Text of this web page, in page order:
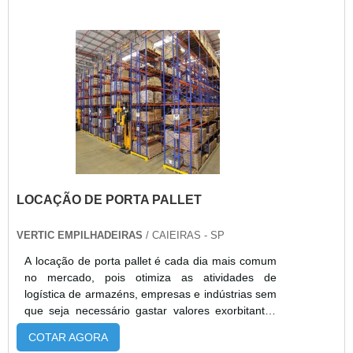
segurança nas operações.
LOCAÇÃO DE PORTA PALLET
VERTIC EMPILHADEIRAS / CAIEIRAS - SP
A locação de porta pallet é cada dia mais comum
no mercado, pois otimiza as atividades de
logística de armazéns, empresas e indústrias sem
que seja necessário gastar valores exorbitantes
investindo na compra da estrutura.Quando em
formato de locação, é essencial destacar que a
COTAR AGORA